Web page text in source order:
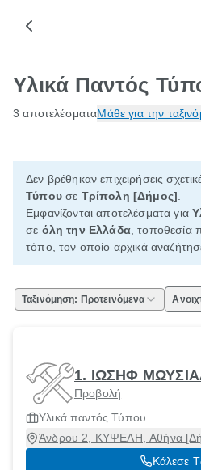
Υλικά Παντός
3 αποτελέσματαΜάθε για την
Δεν βρέθηκαν επιχειρήσεις
Τύπουσε Τρίπολη [Δήμος]
Εμφανίζονται αποτελέσματα για
σε όλη την Ελλάδα, τοποθεσία
τόπο, τον οποίο αρχικά
Ταξινόμηση: Προτεινόμενα
1. ΙΩΣΗΦ
Προβολή
Υλικά παντός Τύπου
Άνδρου 2, ΚΥΨΕΛΗ, Αθήνα
Κάλεσε